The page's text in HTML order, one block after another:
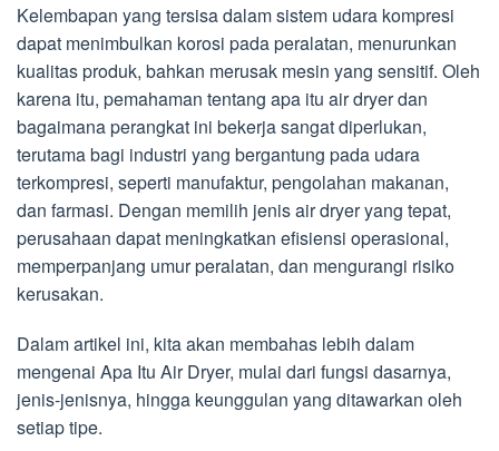
Kelembapan yang tersisa dalam sistem udara kompresi
dapat menimbulkan korosi pada peralatan, menurunkan
kualitas produk, bahkan merusak mesin yang sensitif. Oleh
karena itu, pemahaman tentang apa itu air dryer dan
bagaimana perangkat ini bekerja sangat diperlukan,
terutama bagi industri yang bergantung pada udara
terkompresi, seperti manufaktur, pengolahan makanan,
dan farmasi. Dengan memilih jenis air dryer yang tepat,
perusahaan dapat meningkatkan efisiensi operasional,
memperpanjang umur peralatan, dan mengurangi risiko
kerusakan.
Dalam artikel ini, kita akan membahas lebih dalam
mengenai Apa Itu Air Dryer, mulai dari fungsi dasarnya,
jenis-jenisnya, hingga keunggulan yang ditawarkan oleh
setiap tipe.